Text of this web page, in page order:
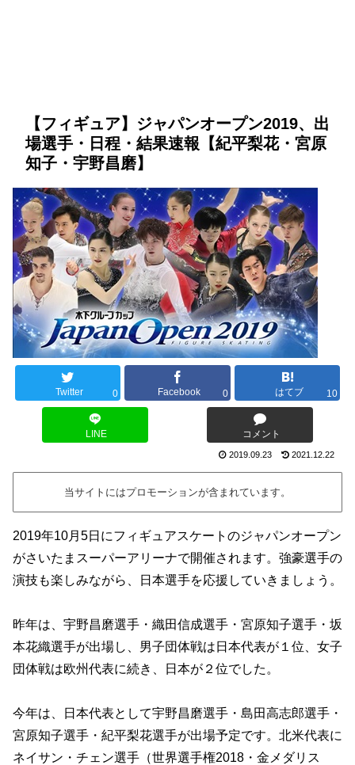
【フィギュア】ジャパンオープン2019、出
場選手・日程・結果速報【紀平梨花・宮原
知子・宇野昌磨】
Twitter 0 Facebook 0 はてブ 10
LINE コメント
2019.09.23 2021.12.22
当サイトにはプロモーションが含まれています。
2019年10月5日にフィギュアスケートのジャパンオープン
がさいたまスーパーアリーナで開催されます。強豪選手の
演技も楽しみながら、日本選手を応援していきましょう。
昨年は、宇野昌磨選手・織田信成選手・宮原知子選手・坂
本花織選手が出場し、男子団体戦は日本代表が１位、女子
団体戦は欧州代表に続き、日本が２位でした。
今年は、日本代表として宇野昌磨選手・島田高志郎選手・
宮原知子選手・紀平梨花選手が出場予定です。北米代表に
ネイサン・チェン選手（世界選手権2018・金メダリス